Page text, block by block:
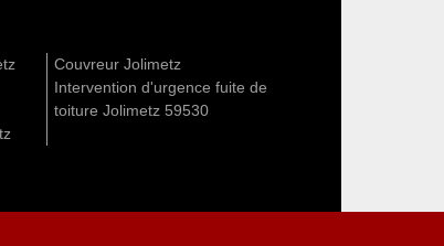
Couvreur Jolimetz
Intervention d'urgence fuite de
toiture Jolimetz 59530